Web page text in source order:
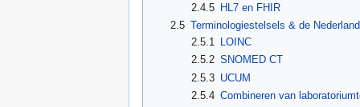
2.4.5 HL7 en FHIR
2.5 Terminologiestelsels & de
2.5.1
LOINC
2.5.2 SNOMED CT
2.5.3 UCUM
2.5.4 Combineren van